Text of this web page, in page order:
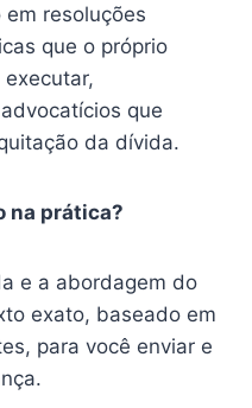
resoluções
que o próprio
que
da dívida.
na prática?
e a abordagem do
exato, baseado em
para você enviar e